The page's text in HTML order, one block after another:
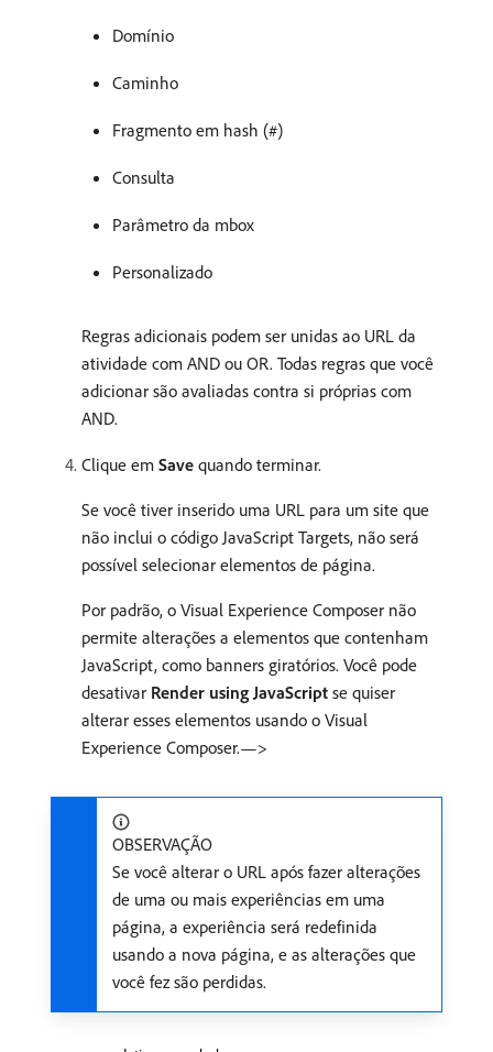
Domínio
Caminho
Fragmento em hash (#)
Consulta
Parâmetro da mbox
Personalizado
Regras adicionais podem ser unidas ao URL da
atividade com AND ou OR. Todas regras que você
adicionar são avaliadas contra si próprias com
AND.
Clique em Save quando terminar.
Se você tiver inserido uma URL para um site que
não inclui o código JavaScript Targets, não será
possível selecionar elementos de página.
Por padrão, o Visual Experience Composer não
permite alterações a elementos que contenham
JavaScript, como banners giratórios. Você pode
desativar Render using JavaScript se quiser
alterar esses elementos usando o Visual
Experience Composer.—>
OBSERVAÇÃO
Se você alterar o URL após fazer alterações
de uma ou mais experiências em uma
página, a experiência será redefinida
usando a nova página, e as alterações que
você fez são perdidas.